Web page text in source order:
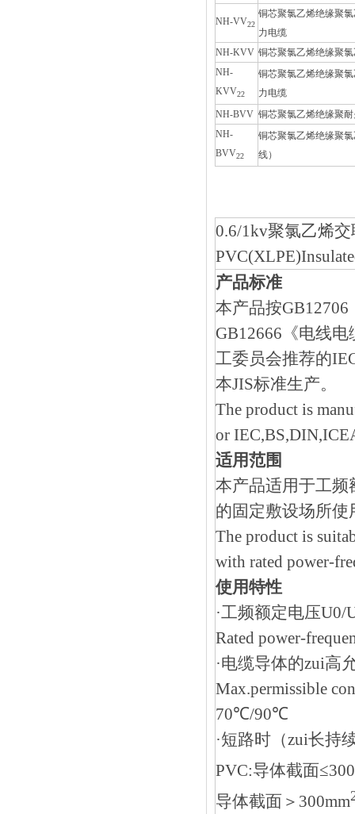
NH-VV22
铜芯聚氯乙烯绝缘聚
力电缆
NH-KVV 铜芯聚氯乙烯绝缘聚
NH-
KVV22
铜芯聚氯乙烯绝缘聚
力电缆
NH-BVV 铜芯聚氯乙烯绝缘聚
NH-
BVV22
铜芯聚氯乙烯绝缘聚
线）
0.6/1kv聚氯乙烯
产品标准
本产品按GB12706
GB12666《电线电
工委员会推荐的IEC
本JIS标准生产。
The product is
or
适用范围
本产品适用于工频
的固定敷设场所使用
The product is
with rated power-
使用特性
·工频额定电压
Rated power-
·电缆导体的zui高
Max.permissible
70℃/90℃
·短路时（zui长持
PVC:导体截面
导体截面＞300mm